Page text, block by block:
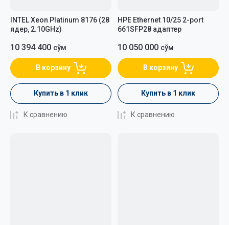
INTEL Xeon Platinum 8176 (28
ядер, 2.10GHz)
10 394 400 сўм
В корзину
Купить в 1 клик
К сравнению
HPE Ethernet 10/25 2-port
661SFP28 адаптер
10 050 000 сўм
В корзину
Купить в 1 клик
К сравнению